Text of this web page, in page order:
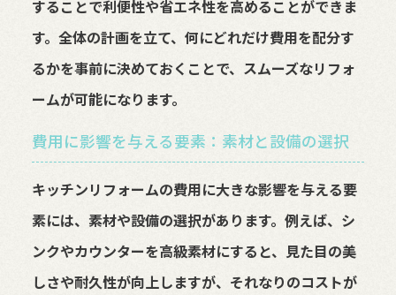
することで利便性や省エネ性を高めることができま
す。全体の計画を立て、何にどれだけ費用を配分す
るかを事前に決めておくことで、スムーズなリフォ
ームが可能になります。
費用に影響を与える要素：素材と設備の選択
キッチンリフォームの費用に大きな影響を与える要
素には、素材や設備の選択があります。例えば、シ
ンクやカウンターを高級素材にすると、見た目の美
しさや耐久性が向上しますが、それなりのコストが